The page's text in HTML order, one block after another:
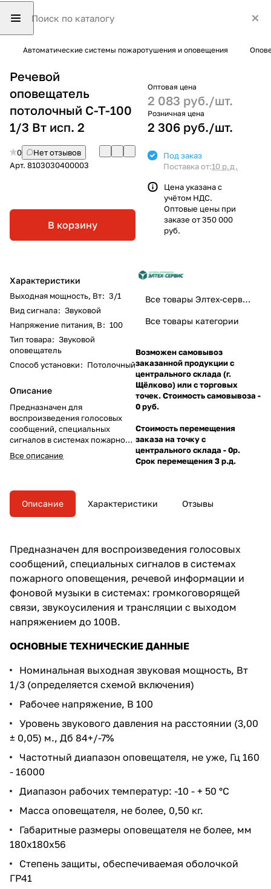
Автоматические системы пожаротушения и оповещения
Речевой
оповещатель
потолочный С-Т-100
1/3 Вт исп. 2
0
Нет отзывов
Арт. 8103030400003
В корзину
Характеристики
Выходная мощность, Вт: 3/1
Вид сигнала: Звуковой
Напряжение питания, В: 100
Тип товара: Звуковой
оповещатель
Способ установки: Потолочный
Описание
Предназначен для
воспроизведения голосовых
сообщений, специальных
сигналов в системах пожарного
оповещения, речевой
информации и фоновой музыки
трансляции с выходом
напряжением до 100В.
Все описание
Оптовая цена
2 083 руб./шт.
Розничная цена
2 306 руб./шт.
Под заказ
Поставка от:10 р.д.
Цена указана с
учётом НДС.
Оптовые цены при
заказе от 350 000
руб.
Все товары Элтех-сервис
Все товары категории
Возможен самовывоз
заказанной продукции с
центрального склада (г.
Щёлково) или с торговых
точек. Стоимость самовывоза -
0 руб.
Стоимость перемещения
заказа на точку с
центрального склада - 0р.
Срок перемещения 3 р.д.
Описание Характеристики Отзывы
Предназначен для воспроизведения голосовых
сообщений, специальных сигналов в системах
пожарного оповещения, речевой информации и
фоновой музыки в системах: громкоговорящей
связи, звукоусиления и трансляции с выходом
напряжением до 100В.
ОСНОВНЫЕ ТЕХНИЧЕСКИЕ ДАННЫЕ
Номинальная выходная звуковая мощность, Вт
1/3 (определяется схемой включения)
Рабочее напряжение, В 100
Уровень звукового давления на расстоянии (3,00
± 0,05) м., Дб 84+/-7%
Частотный диапазон оповещателя, не уже, Гц 160
- 16000
Диапазон рабочих температур: -10 - + 50 °С
Масса оповещателя, не более, 0,50 кг.
Габаритные размеры оповещателя не более, мм
180x180x56
Степень защиты, обеспечиваемая оболочкой
ГР41